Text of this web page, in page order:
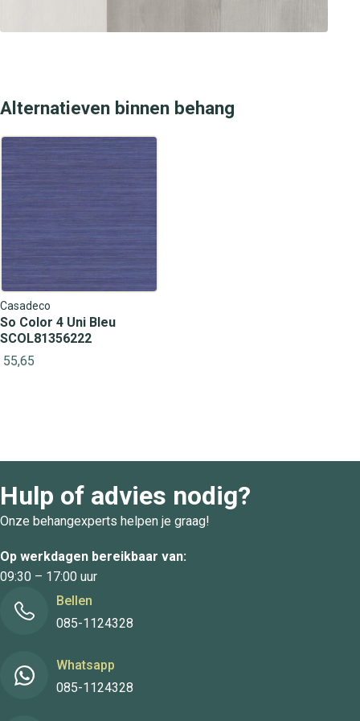
Alternatieven binnen behang
Casadeco
So Color 4 Uni Bleu
SCOL81356222
55,65
Hulp of advies nodig?
Onze behangexperts helpen je graag!
Op werkdagen bereikbaar van:
09:30 – 17:00 uur
Bellen
085-1124328
Whatsapp
085-1124328